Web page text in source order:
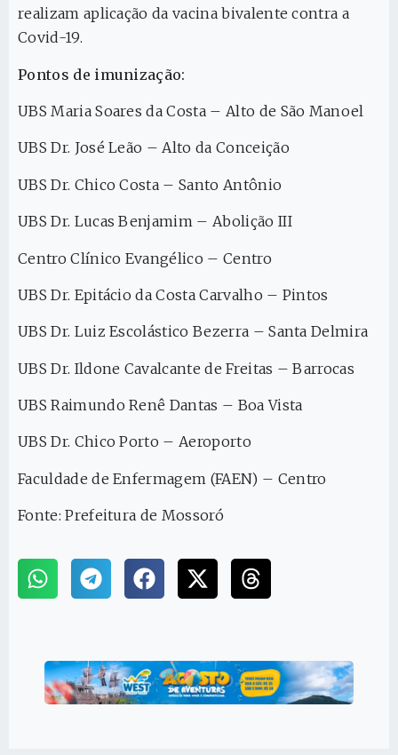
realizam aplicação da vacina bivalente contra a
Covid-19.
Pontos de imunização:
UBS Maria Soares da Costa – Alto de São Manoel
UBS Dr. José Leão – Alto da Conceição
UBS Dr. Chico Costa – Santo Antônio
UBS Dr. Lucas Benjamim – Abolição III
Centro Clínico Evangélico – Centro
UBS Dr. Epitácio da Costa Carvalho – Pintos
UBS Dr. Luiz Escolástico Bezerra – Santa Delmira
UBS Dr. Ildone Cavalcante de Freitas – Barrocas
UBS Raimundo Renê Dantas – Boa Vista
UBS Dr. Chico Porto – Aeroporto
Faculdade de Enfermagem (FAEN) – Centro
Fonte: Prefeitura de Mossoró